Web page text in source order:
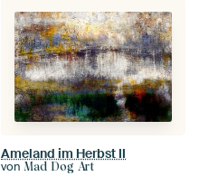
Ameland im Herbst II
von Mad Dog Art